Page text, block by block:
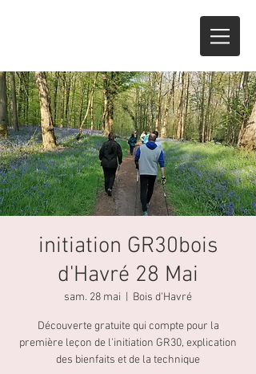
initiation GR30bois
d'Havré 28 Mai
sam. 28 mai Bois d'Havré
Découverte gratuite qui compte pour la
première leçon de l'initiation GR30, explication
des bienfaits et de la technique